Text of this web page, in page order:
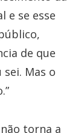
e se esse
de que
Mas o
torna a